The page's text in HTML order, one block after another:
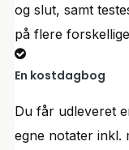
og slut, samt
på flere
En kostdagbog
Du får udleveret
egne notater inkl.